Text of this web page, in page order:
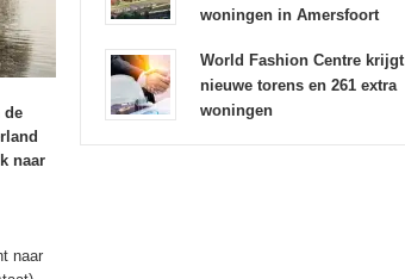
de
naar
naar
woningen in Amersfoort
World Fashion Centre krijgt
nieuwe torens en 261 extra
woningen